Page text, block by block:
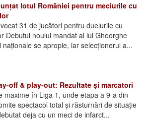
lotul României pentru meciurile cu
31 de jucători pentru duelurile cu
Debutul noului mandat al lui Gheorghe
naționale se apropie, iar selecționerul a...
off & play-out: Rezultate şi marcatori
maxime în Liga 1, unde etapa a 9-a din
spectacol total și răsturnări de situație
deja cu un meci de infarct...